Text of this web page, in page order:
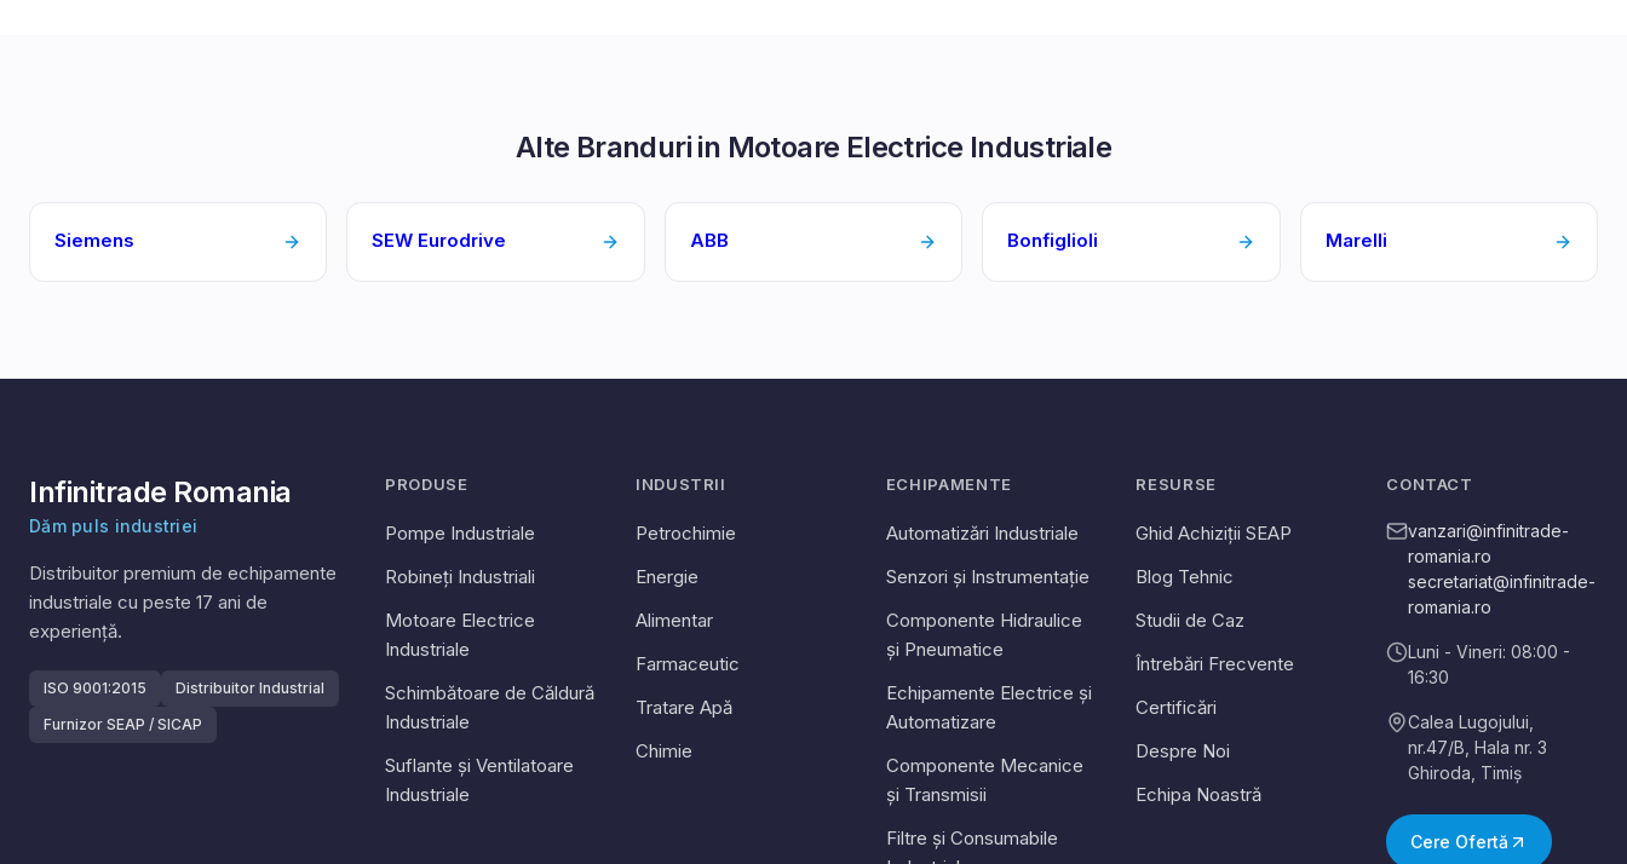
Alte Branduri in Motoare Electrice Industriale
Siemens SEW Eurodrive ABB Bonfiglioli Marelli
Infinitrade Romania
Dăm puls industriei
Distribuitor premium de echipamente
industriale cu peste 17 ani de
experiență.
ISO 9001:2015
Distribuitor Industrial
Furnizor SEAP / SICAP
PRODUSE
Pompe Industriale
Robineți Industriali
Motoare Electrice
Industriale
Schimbătoare de Căldură
Industriale
Suflante și Ventilatoare
Industriale
INDUSTRII
Petrochimie
Energie
Alimentar
Farmaceutic
Tratare Apă
Chimie
ECHIPAMENTE
Automatizări Industriale
Senzori și Instrumentație
Componente Hidraulice
și Pneumatice
Echipamente Electrice și
Automatizare
Componente Mecanice
și Transmisii
Filtre și Consumabile
RESURSE
Ghid Achiziții SEAP
Blog Tehnic
Studii de Caz
Întrebări Frecvente
Certificări
Despre Noi
Echipa Noastră
CONTACT
vanzari@infinitrade-
romania.ro
secretariat@infinitrade-
romania.ro
Luni - Vineri: 08:00 -
16:30
Calea Lugojului,
nr.47/B, Hala nr. 3
Ghiroda Timiș
Cere Ofertă